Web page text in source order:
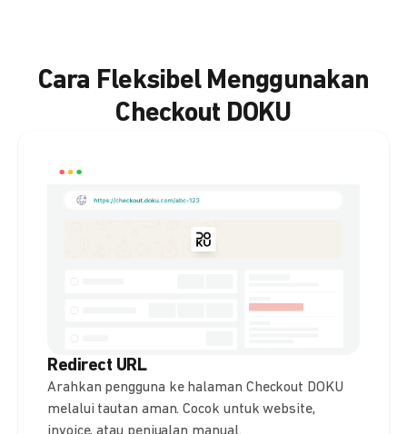
Cara Fleksibel Menggunakan
Checkout DOKU
Redirect URL
Arahkan pengguna ke halaman Checkout DOKU
melalui tautan aman. Cocok untuk website,